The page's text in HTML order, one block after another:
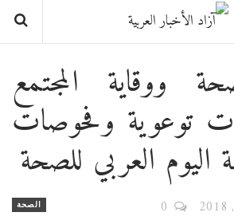
ووقاية المجتمع
توعوية وفحوصات
اليوم العربي للصحة
الصحة